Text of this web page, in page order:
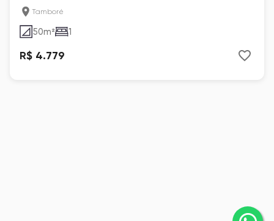
Tamboré
50m² 1
R$ 4.779